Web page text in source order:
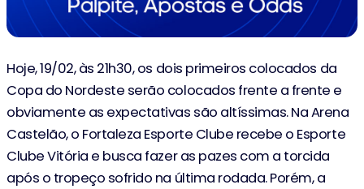
Hoje, 19/02, às 21h30, os dois primeiros colocados da
Copa do Nordeste serão colocados frente a frente e
obviamente as expectativas são altíssimas. Na Arena
Castelão, o Fortaleza Esporte Clube recebe o Esporte
Clube Vitória e busca fazer as pazes com a torcida
após o tropeço sofrido na última rodada. Porém, a